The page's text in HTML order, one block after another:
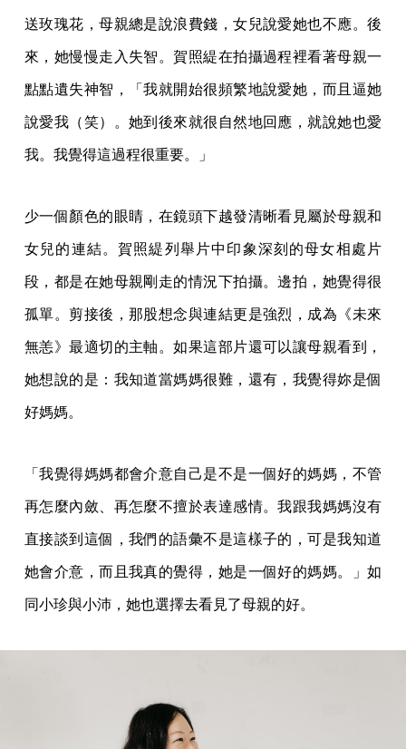
送玫瑰花，母親總是說浪費錢，女兒說愛她也不應。後
來，她慢慢走入失智。賀照緹在拍攝過程裡看著母親一
點點遺失神智，「我就開始很頻繁地說愛她，而且逼她
說愛我（笑）。她到後來就很自然地回應，就說她也愛
我。我覺得這過程很重要。」
少一個顏色的眼睛，在鏡頭下越發清晰看見屬於母親和
女兒的連結。賀照緹列舉片中印象深刻的母女相處片
段，都是在她母親剛走的情況下拍攝。邊拍，她覺得很
孤單。剪接後，那股想念與連結更是強烈，成為《未來
無恙》最適切的主軸。如果這部片還可以讓母親看到，
她想說的是：我知道當媽媽很難，還有，我覺得妳是個
好媽媽。
「我覺得媽媽都會介意自己是不是一個好的媽媽，不管
再怎麼內斂、再怎麼不擅於表達感情。我跟我媽媽沒有
直接談到這個，我們的語彙不是這樣子的，可是我知道
她會介意，而且我真的覺得，她是一個好的媽媽。」如
同小珍與小沛，她也選擇去看見了母親的好。